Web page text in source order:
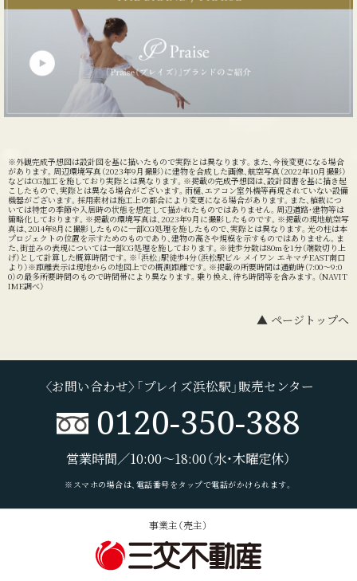
※外観完成予想図は設計図を基に描いたもので実際とは異なります。また、今後変更になる場合
があります。周辺環境写真（2023年9月撮影）に建物を合成した画像、航空写真（2022年10月撮影）
などはCG加工を施しており実際とは異なります。※掲載の完成予想図は、設計図書を基に描き起
こしたもので、実際とは異なる場合がございます。雨樋、エアコン室外機等再現されていない設備
機器がございます。採用素材は施工上の都合により変更になる場合があります。また、植栽につ
いては特定の季節や入居時の状態を想定して描かれたものではありません。周辺道路・建物等は
簡略化しております。※掲載の環境写真は、2023年9月に撮影したものです。※掲載の現地航空写
真は、2014年8月に撮影したものに一部CG処理を施したもので、実際とは異なります。光の柱は本
プロジェクトの位置を示すためのものであり、建物の高さや規模を示すものではありません。ま
た、街並みの表現については一部CG処理を施しております。※徒歩分数は80mを1分（端数切り上
げ）として計算した概算時間です。※「浜松」駅徒歩4分（浜松駅ビル メイワン エキマチEAST南口
より）※距離表示は現地からの地図上での概測距離です。※掲載の所要時間は通勤時（7:00～9:0
0）の最多所要時間のもので時間帯により異なります。乗り換え、待ち時間等を含みます。（NAVIT
IME調べ）
▲ ページトップへ
〈お問い合わせ〉「プレイズ浜松駅」販売センター
0120-350-388
営業時間／10:00～18:00（水・木曜定休）
※スマホの場合は、電話番号をタップで電話がかけられます。
事業主（売主）